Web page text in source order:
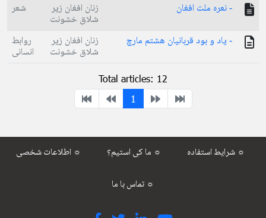
- نعره ملت افغان زنان افغان زير
شلاق خشونت
شعر
- ياد و بود قربانيان هشتم مارچ زنان افغان زير
شلاق خشونت
روابط
انسانی
Total articles: 12
1
اطلاعات شخصی ☼ ما کی استیم؟ ☼ شرایط استفاده ☼
تماس با ما ☼